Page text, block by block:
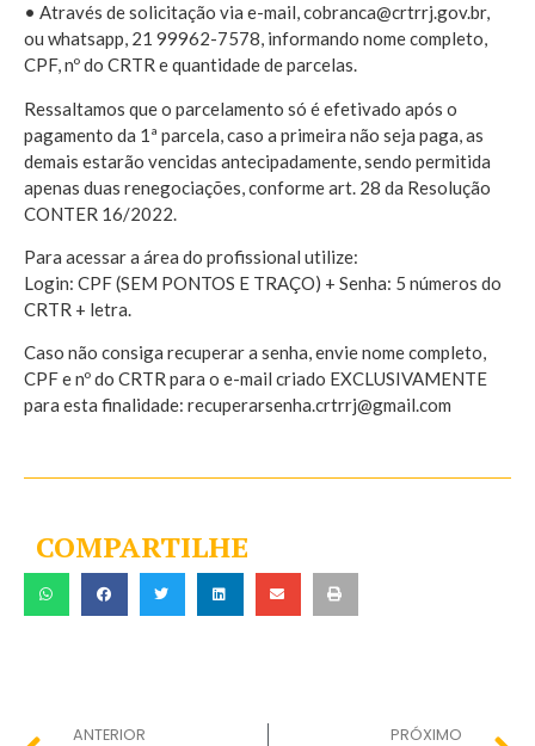
• Através de solicitação via e-mail, cobranca@crtrrj.gov.br,
ou whatsapp, 21 99962-7578, informando nome completo,
CPF, nº do CRTR e quantidade de parcelas.
Ressaltamos que o parcelamento só é efetivado após o
pagamento da 1ª parcela, caso a primeira não seja paga, as
demais estarão vencidas antecipadamente, sendo permitida
apenas duas renegociações, conforme art. 28 da Resolução
CONTER 16/2022.
Para acessar a área do profissional utilize:
Login: CPF (SEM PONTOS E TRAÇO) + Senha: 5 números do
CRTR + letra.
Caso não consiga recuperar a senha, envie nome completo,
CPF e nº do CRTR para o e-mail criado EXCLUSIVAMENTE
para esta finalidade: recuperarsenha.crtrrj@gmail.com
COMPARTILHE
ANTERIOR PRÓXIMO